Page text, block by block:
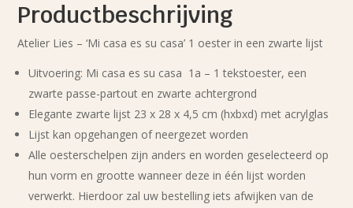
Productbeschrijving
Atelier Lies – ‘Mi casa es su casa’ 1 oester in een zwarte lijst
Uitvoering: Mi casa es su casa 1a – 1 tekstoester, een
zwarte passe-partout en zwarte achtergrond
Elegante zwarte lijst 23 x 28 x 4,5 cm (hxbxd) met acrylglas
Lijst kan opgehangen of neergezet worden
Alle oesterschelpen zijn anders en worden geselecteerd op
hun vorm en grootte wanneer deze in één lijst worden
verwerkt. Hierdoor zal uw bestelling iets afwijken van de